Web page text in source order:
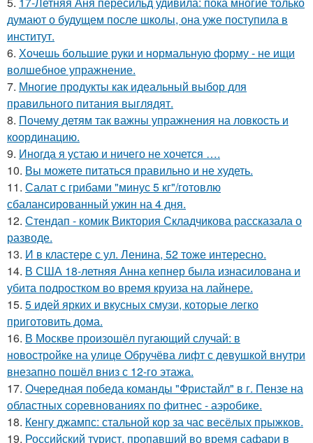
думают о будущем после школы, она уже поступила в
институт.
6. Хочешь большие руки и нормальную форму - не ищи
волшебное упражнение.
7. Многие продукты как идеальный выбор для
правильного питания выглядят.
8. Почему детям так важны упражнения на ловкость и
координацию.
9. Иногда я устаю и ничего не хочется ….
10. Вы можете питаться правильно и не худеть.
11. Салат с грибами "минус 5 кг"/готовлю
сбалансированный ужин на 4 дня.
12. Стендап - комик Виктория Складчикова рассказала о
разводе.
13. И в кластере с ул. Ленина, 52 тоже интересно.
14. В США 18-летняя Анна кепнер была изнасилована и
убита подростком во время круиза на лайнере.
15. 5 идей ярких и вкусных смузи, которые легко
приготовить дома.
16. В Москве произошёл пугающий случай: в
новостройке на улице Обручёва лифт с девушкой внутри
внезапно пошёл вниз с 12-го этажа.
17. Очередная победа команды "Фристайл" в г. Пензе на
областных соревнованиях по фитнес - аэробике.
18. Кенгу джампс: стальной кор за час весёлых прыжков.
19. Российский турист, пропавший во время сафари в